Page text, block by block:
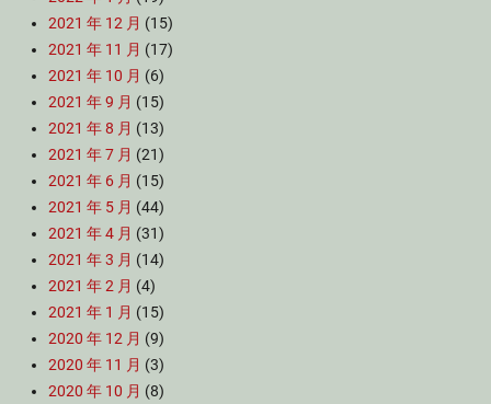
2021 年 12 月 (15)
2021 年 11 月 (17)
2021 年 10 月 (6)
2021 年 9 月 (15)
2021 年 8 月 (13)
2021 年 7 月 (21)
2021 年 6 月 (15)
2021 年 5 月 (44)
2021 年 4 月 (31)
2021 年 3 月 (14)
2021 年 2 月 (4)
2021 年 1 月 (15)
2020 年 12 月 (9)
2020 年 11 月 (3)
2020 年 10 月 (8)